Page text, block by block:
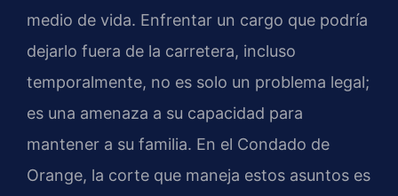
medio de vida. Enfrentar un cargo que podría
dejarlo fuera de la carretera, incluso
temporalmente, no es solo un problema legal;
es una amenaza a su capacidad para
mantener a su familia. En el Condado de
Orange, la corte que maneja estos asuntos es